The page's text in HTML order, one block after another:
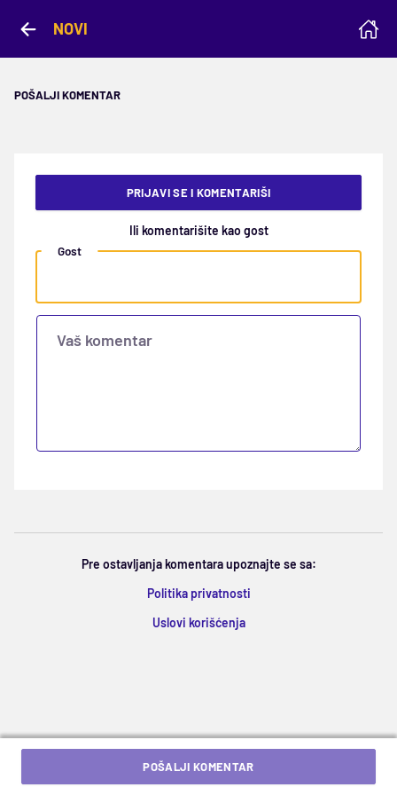
NOVI
POŠALJI KOMENTAR
PRIJAVI SE I KOMENTARIŠI
Ili komentarišite kao gost
Gost
Vaš komentar
Pre ostavljanja komentara upoznajte se sa:
Politika privatnosti
Uslovi korišćenja
POŠALJI KOMENTAR